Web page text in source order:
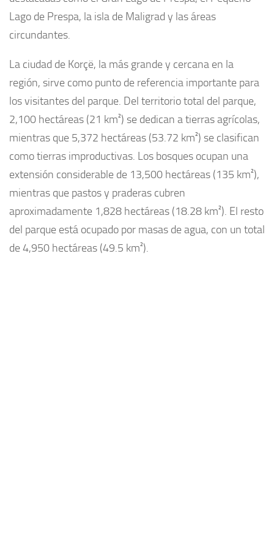
Lago de Prespa, la isla de Maligrad y las áreas
circundantes.
La ciudad de Korçë, la más grande y cercana en la
región, sirve como punto de referencia importante para
los visitantes del parque. Del territorio total del parque,
2,100 hectáreas (21 km²) se dedican a tierras agrícolas,
mientras que 5,372 hectáreas (53.72 km²) se clasifican
como tierras improductivas. Los bosques ocupan una
extensión considerable de 13,500 hectáreas (135 km²),
mientras que pastos y praderas cubren
aproximadamente 1,828 hectáreas (18.28 km²). El resto
del parque está ocupado por masas de agua, con un total
de 4,950 hectáreas (49.5 km²).